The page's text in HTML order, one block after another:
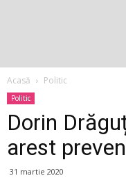
Acasă Politic
Politic
Dorin
arest
31 martie 2020